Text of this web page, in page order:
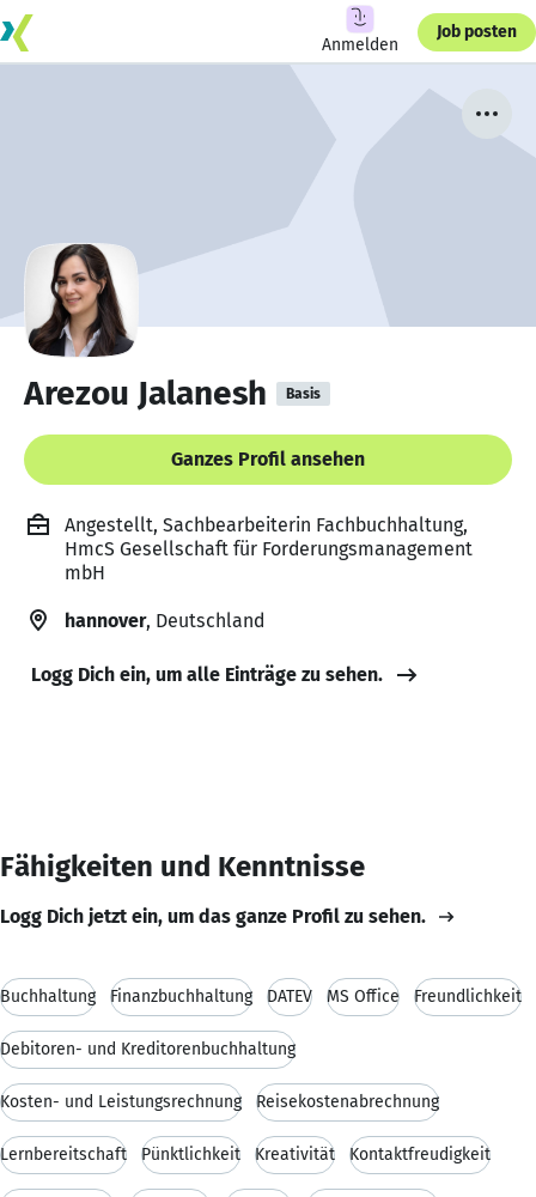
Anmelden
Job posten
Arezou Jalanesh Basis
Ganzes Profil ansehen
Angestellt, Sachbearbeiterin Fachbuchhaltung,
HmcS Gesellschaft für Forderungsmanagement
mbH
hannover, Deutschland
Logg Dich ein, um alle Einträge zu sehen.
Fähigkeiten und Kenntnisse
Logg Dich jetzt ein, um das ganze Profil zu sehen.
Buchhaltung Finanzbuchhaltung DATEV MS Office Freundlichkeit
Debitoren- und Kreditorenbuchhaltung
Kosten- und Leistungsrechnung Reisekostenabrechnung
Lernbereitschaft Pünktlichkeit Kreativität Kontaktfreudigkeit